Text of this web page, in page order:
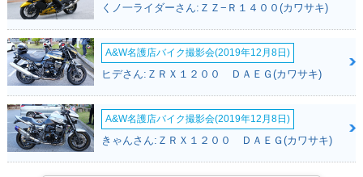
くノ一ライダーさん:ＺＺ−Ｒ１４００(カワサキ)
A&W名護店バイク撮影会(2019年12月8日)
ヒデさん:ＺＲＸ１２００ ＤＡＥＧ(カワサキ)
A&W名護店バイク撮影会(2019年12月8日)
きゃんさん:ＺＲＸ１２００ ＤＡＥＧ(カワサキ)